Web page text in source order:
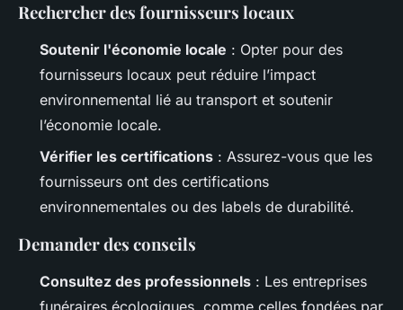
Rechercher des fournisseurs locaux
Soutenir l'économie locale : Opter pour des
fournisseurs locaux peut réduire l’impact
environnemental lié au transport et soutenir
l’économie locale.
Vérifier les certifications : Assurez-vous que les
fournisseurs ont des certifications
environnementales ou des labels de durabilité.
Demander des conseils
Consultez des professionnels : Les entreprises
funéraires écologiques, comme celles fondées par